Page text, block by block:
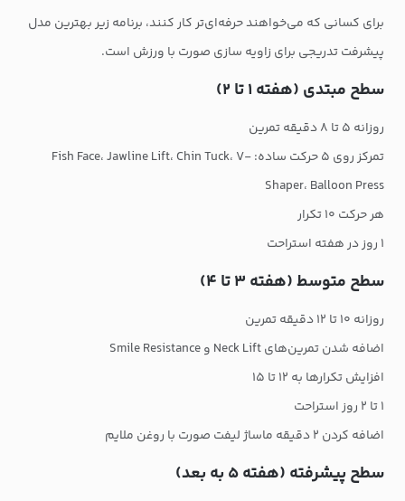
برای کسانی که می‌خواهند حرفه‌ای‌تر کار کنند، برنامه زیر بهترین مدل
پیشرفت تدریجی برای زاویه سازی صورت با ورزش است.
سطح مبتدی (هفته ۱ تا ۲)
روزانه ۵ تا ۸ دقیقه تمرین
تمرکز روی ۵ حرکت ساده: Fish Face، Jawline Lift، Chin Tuck، V-
Shaper، Balloon Press
هر حرکت ۱۰ تکرار
۱ روز در هفته استراحت
سطح متوسط (هفته ۳ تا ۴)
روزانه ۱۰ تا ۱۲ دقیقه تمرین
اضافه شدن تمرین‌های Neck Lift و Smile Resistance
افزایش تکرارها به ۱۲ تا ۱۵
۱ تا ۲ روز استراحت
اضافه کردن ۲ دقیقه ماساژ لیفت صورت با روغن ملایم
سطح پیشرفته (هفته ۵ به بعد)